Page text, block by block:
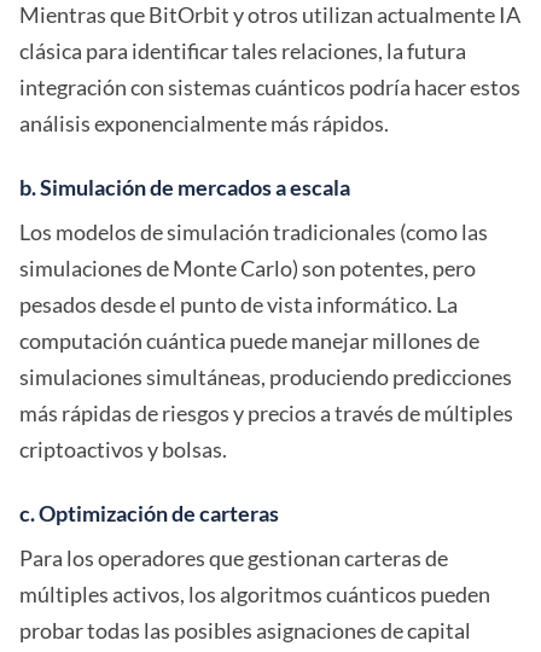
Mientras que BitOrbit y otros utilizan actualmente IA
clásica para identificar tales relaciones, la futura
integración con sistemas cuánticos podría hacer estos
análisis exponencialmente más rápidos.
b. Simulación de mercados a escala
Los modelos de simulación tradicionales (como las
simulaciones de Monte Carlo) son potentes, pero
pesados desde el punto de vista informático. La
computación cuántica puede manejar millones de
simulaciones simultáneas, produciendo predicciones
más rápidas de riesgos y precios a través de múltiples
criptoactivos y bolsas.
c. Optimización de carteras
Para los operadores que gestionan carteras de
múltiples activos, los algoritmos cuánticos pueden
probar todas las posibles asignaciones de capital